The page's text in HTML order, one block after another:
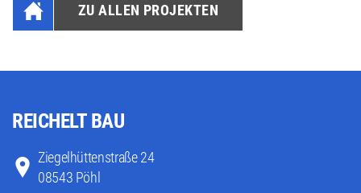
ZU ALLEN PROJEKTEN
REICHELT BAU
Ziegelhüttenstraße 24
08543 Pöhl